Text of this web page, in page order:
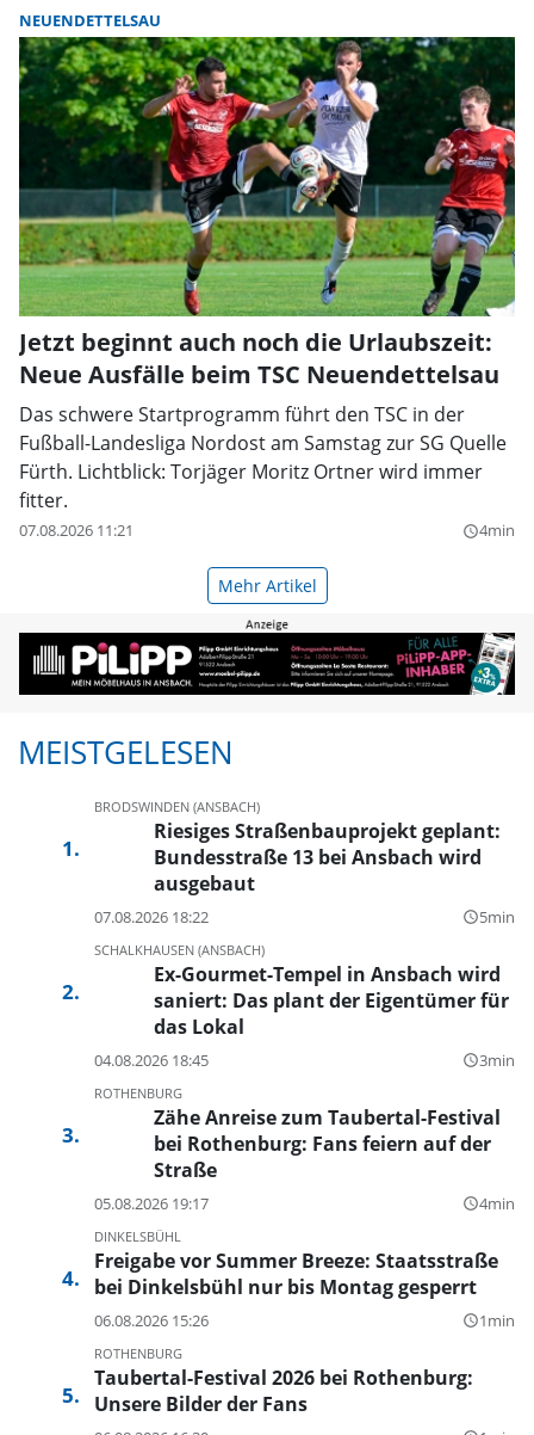
NEUENDETTELSAU
Jetzt beginnt auch noch die Urlaubszeit:
Neue Ausfälle beim TSC Neuendettelsau
Das schwere Startprogramm führt den TSC in der
Fußball-Landesliga Nordost am Samstag zur SG Quelle
Fürth. Lichtblick: Torjäger Moritz Ortner wird immer
fitter.
07.08.2026 11:21 query_builder4min
Mehr Artikel
MEISTGELESEN
BRODSWINDEN (ANSBACH)
Riesiges Straßenbauprojekt geplant:
Bundesstraße 13 bei Ansbach wird
ausgebaut
07.08.2026 18:22 query_builder5min
SCHALKHAUSEN (ANSBACH)
Ex-Gourmet-Tempel in Ansbach wird
saniert: Das plant der Eigentümer für
das Lokal
04.08.2026 18:45 query_builder3min
ROTHENBURG
Zähe Anreise zum Taubertal-Festival
bei Rothenburg: Fans feiern auf der
Straße
05.08.2026 19:17 query_builder4min
DINKELSBÜHL
Freigabe vor Summer Breeze: Staatsstraße
bei Dinkelsbühl nur bis Montag gesperrt
06.08.2026 15:26 query_builder1min
ROTHENBURG
Taubertal-Festival 2026 bei Rothenburg:
Unsere Bilder der Fans